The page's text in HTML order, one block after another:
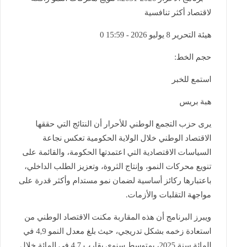
هيئة التحرير 8 يوليو 2026 - 15:59 0
حجم الخط:
استمع للخبر
هبة بريس
يرى حزب التجمع الوطني للأحرار أن النتائج التي حققها
الاقتصاد الوطني خلال الولاية الحكومية تعكس نجاعة
السياسات الاقتصادية التي اعتمدتها الحكومة، والقائمة على
تنويع محركات النمو، وإنتاج الثروة، وتعزيز الطلب الداخلي،
باعتبارها ركائز أساسية لضمان نمو مستدام وأكثر قدرة على
مواجهة التقلبات والأزمات.
ويبرز البرنامج أن هذه المقاربة مكنت الاقتصاد الوطني من
استعادة زخمه بشكل تدريجي، حيث بلغ معدل النمو 4,9 في
المائة سنة 2025، بمتوسط سنوي يقارب 4,7 في المائة خلال